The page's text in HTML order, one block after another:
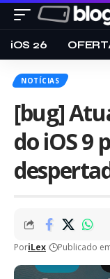
iOS 26
NOTÍCIAS
[bug]
do iOS 9
PoriLex Publicado